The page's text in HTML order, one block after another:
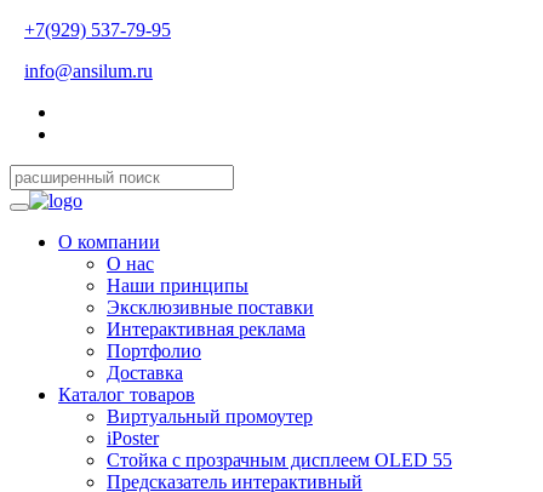
+7(929) 537-79-95
info@ansilum.ru
О компании
О нас
Наши принципы
Эксклюзивные поставки
Интерактивная реклама
Портфолио
Доставка
Каталог товаров
Виртуальный промоутер
iPoster
Стойка с прозрачным дисплеем OLED 55
Предсказатель интерактивный